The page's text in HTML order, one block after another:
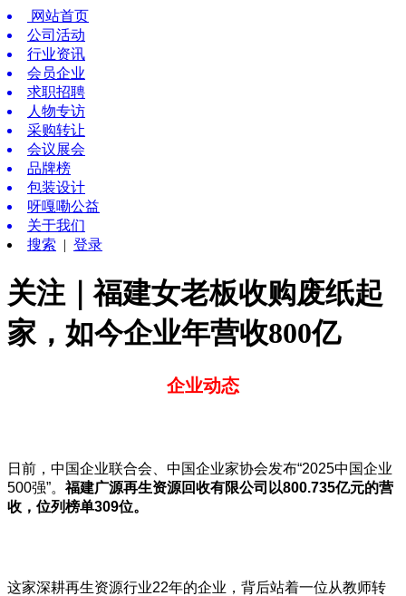
网站首页
公司活动
行业资讯
会员企业
求职招聘
人物专访
采购转让
会议展会
品牌榜
包装设计
呀嘎嘞公益
关于我们
搜索 | 登录
关注｜福建女老板收购废纸起
家，如今企业年营收800亿
企业动态
日前，中国企业联合会、中国企业家协会发布“2025中国企业
500强”。福建广源再生资源回收有限公司以800.735亿元的营
收，位列榜单309位。
这家深耕再生资源行业22年的企业，背后站着一位从教师转